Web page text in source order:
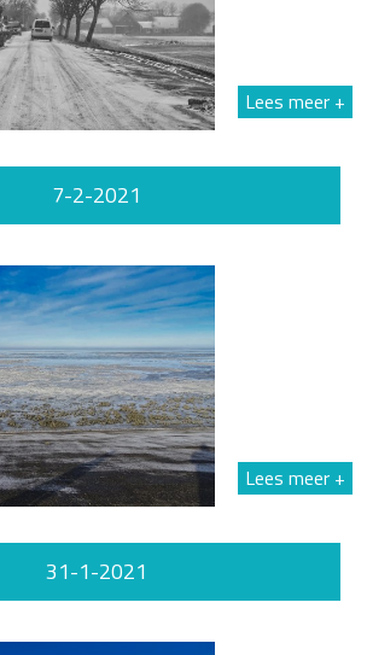
Lees meer +
7-2-2021
Lees meer +
31-1-2021